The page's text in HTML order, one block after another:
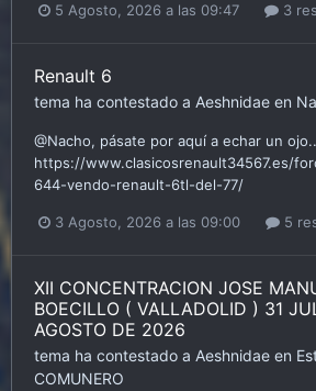
5 Agosto, 2026 a las 09:47 3
Renault 6
tema ha contestado a Aeshnidae en
@Nacho, pásate por aquí a echar un
https://www.clasicosrenault34567.es/
644-vendo-renault-6tl-del-77/
3 Agosto, 2026 a las 09:00 5
XII CONCENTRACION JOSE
BOECILLO ( VALLADOLID ) 31
AGOSTO DE 2026
tema ha contestado a Aeshnidae en
COMUNERO